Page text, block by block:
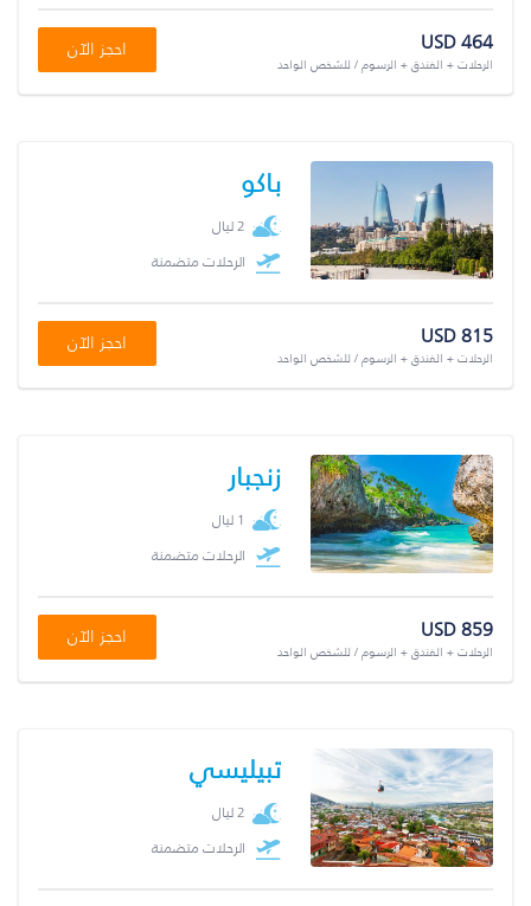
USD 464
الرحلات + الفندق + الرسوم / للشخص الواحد
احجز الآن
باكو
2 ليال
الرحلات متضمنة
USD 815
الرحلات + الفندق + الرسوم / للشخص الواحد
احجز الآن
زنجبار
1 ليال
الرحلات متضمنة
USD 859
الرحلات + الفندق + الرسوم / للشخص الواحد
احجز الآن
تبيليسي
2 ليال
الرحلات متضمنة